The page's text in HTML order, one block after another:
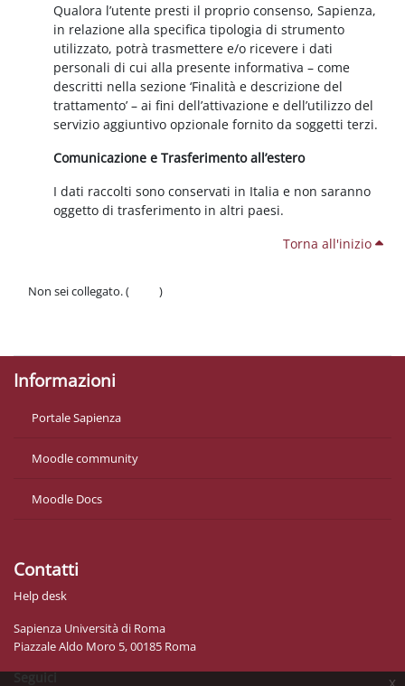
x
Qualora l’utente presti il proprio consenso, Sapienza,
in relazione alla specifica tipologia di strumento
utilizzato, potrà trasmettere e/o ricevere i dati
personali di cui alla presente informativa – come
descritti nella sezione ‘Finalità e descrizione del
trattamento’ – ai fini dell’attivazione e dell’utilizzo del
servizio aggiuntivo opzionale fornito da soggetti terzi.
Comunicazione e Trasferimento all’estero
I dati raccolti sono conservati in Italia e non saranno
oggetto di trasferimento in altri paesi.
Torna all'inizio
Non sei collegato. (
)
Informazioni
Portale Sapienza
Moodle community
Moodle Docs
Contatti
Help desk
Sapienza Università di Roma
Piazzale Aldo Moro 5, 00185 Roma
Seguici